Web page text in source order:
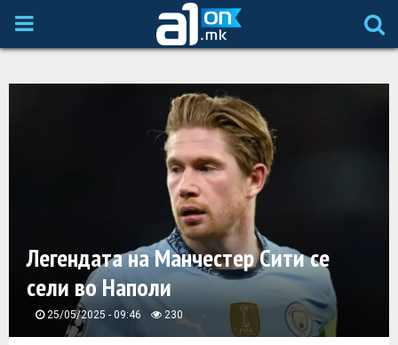
P
RЛегендата на Манчестер Сити се
сели во Наполи
25/05/2025 - 09:46 230